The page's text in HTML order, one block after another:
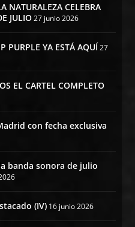
NATURALEZA CELEBRA
JULIO 27 junio 2026
PURPLE YA ESTÁ AQUÍ27
EL CARTEL COMPLETO
con fecha exclusiva
la banda sonora de julio
(IV) 16 junio 2026